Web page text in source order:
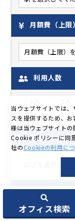
オフィス検索
月額費（上限）
利用人数
8～9人
広さ
特長
キャンペーン中
当ウェブサイトでは
スを提供するため、お
様は当ウェブサイト
Cookie ポリシーに同
社のCookieの利用に